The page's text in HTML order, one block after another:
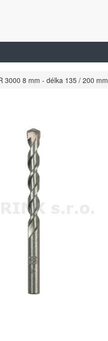
3000 8 mm - délka 135 / 200 mm